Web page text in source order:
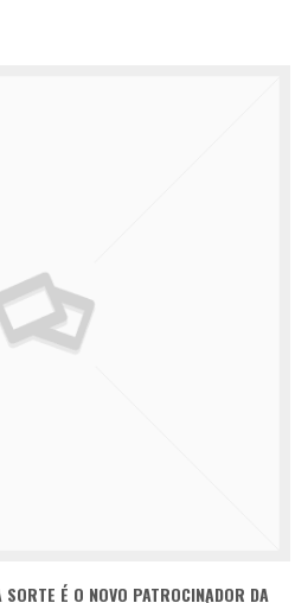
É O NOVO PATROCINADOR DA